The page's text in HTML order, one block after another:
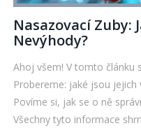
Nasazovací Zuby:
Nevýhody?
Ahoj všem! V tomto článku
Probereme: jaké jsou jejich
Povíme si, jak se o ně
Všechny tyto informace